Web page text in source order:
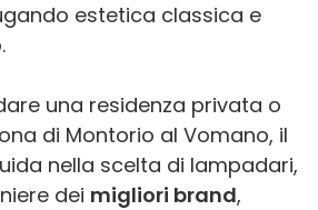
estetica classica e
una residenza privata o
di Montorio al Vomano, il
nella scelta di lampadari,
dei migliori brand,